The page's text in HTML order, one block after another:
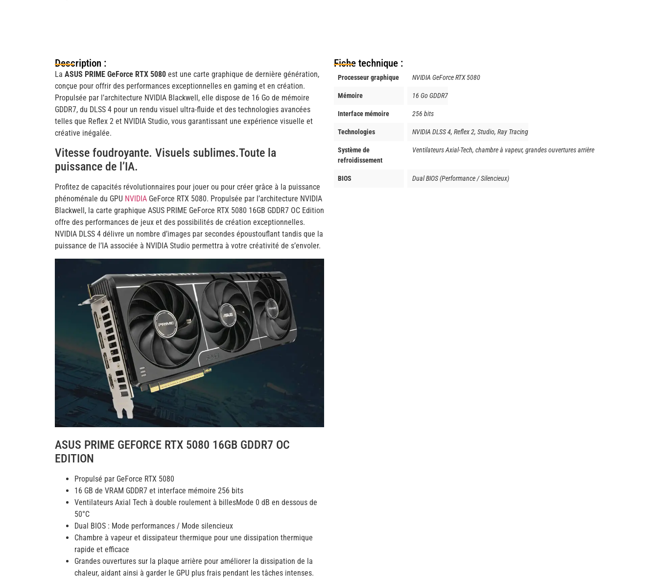
Description :
La ASUS PRIME GeForce RTX 5080 est une carte graphique de dernière génération,
conçue pour offrir des performances exceptionnelles en gaming et en création.
Propulsée par l’architecture NVIDIA Blackwell, elle dispose de 16 Go de mémoire
GDDR7, du DLSS 4 pour un rendu visuel ultra-fluide et des technologies avancées
telles que Reflex 2 et NVIDIA Studio, vous garantissant une expérience visuelle et
créative inégalée.
Vitesse foudroyante. Visuels sublimes.Toute la
puissance de l’IA.
Profitez de capacités révolutionnaires pour jouer ou pour créer grâce à la puissance
phénoménale du GPU NVIDIA GeForce RTX 5080. Propulsée par l’architecture NVIDIA
Blackwell, la carte graphique ASUS PRIME GeForce RTX 5080 16GB GDDR7 OC Edition
offre des performances de jeux et des possibilités de création exceptionnelles.
NVIDIA DLSS 4 délivre un nombre d’images par secondes époustouflant tandis que la
puissance de l’IA associée à NVIDIA Studio permettra à votre créativité de s’envoler.
ASUS PRIME GEFORCE RTX 5080 16GB GDDR7 OC
EDITION
Propulsé par GeForce RTX 5080
16 GB de VRAM GDDR7 et interface mémoire 256 bits
Ventilateurs Axial Tech à double roulement à billesMode 0 dB en dessous de
50°C
Dual BIOS : Mode performances / Mode silencieux
Chambre à vapeur et dissipateur thermique pour une dissipation thermique
rapide et efficace
Grandes ouvertures sur la plaque arrière pour améliorer la dissipation de la
chaleur, aidant ainsi à garder le GPU plus frais pendant les tâches intenses.
Fiche technique :
Processeur graphique NVIDIA GeForce RTX 5080
Mémoire 16 Go GDDR7
Interface mémoire 256 bits
Technologies NVIDIA DLSS 4, Reflex 2, Studio, Ray Tracing
Système de
refroidissement
Ventilateurs Axial-Tech, chambre à vapeur, grandes ouvertures arrière
BIOS Dual BIOS (Performance / Silencieux)